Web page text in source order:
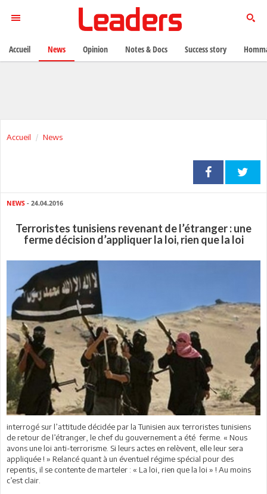
Accueil News
NEWS - 24.04.2016
Terroristes tunisiens revenant de l’étranger : une
ferme décision d’appliquer la loi, rien que la loi
interrogé sur l’attitude décidée par la Tunisien aux terroristes tunisiens
de retour de l’étranger, le chef du gouvernement a été ferme. « Nous
avons une loi anti-terrorisme. Si leurs actes en relèvent, elle leur sera
appliquée ! » Relancé quant à un éventuel régime spécial pour des
repentis, il se contente de marteler : « La loi, rien que la loi » ! Au moins
c’est clair.
Accueil News Opinion Notes & Docs Success story